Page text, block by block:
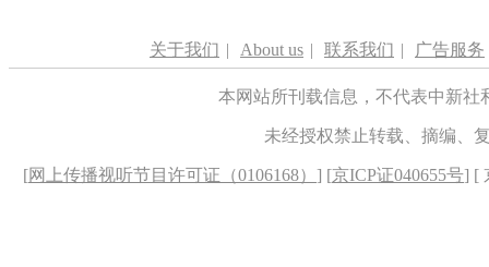
关于我们 | About us | 联系我们 | 广告服务
本网站所刊载信息，不代表中新
未经授权禁止转载、摘编、
[网上传播视听节目许可证（0106168） ] [京ICP证040655号] [